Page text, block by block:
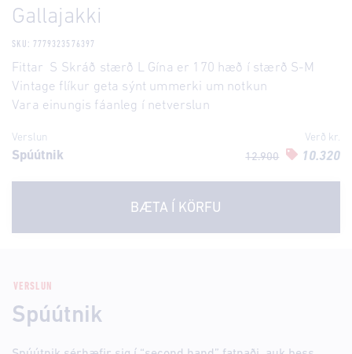
Gallajakki
SKU: 7779323576397
Fittar S Skráð stærð L Gína er 170 hæð í stærð S-M
Vintage flíkur geta sýnt ummerki um notkun
Vara einungis fáanleg í netverslun
Verslun Verð kr.
Spúútnik 12.900 10.320
BÆTA Í KÖRFU
VERSLUN
Spúútnik